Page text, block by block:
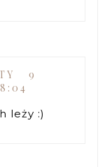
9
leży :)